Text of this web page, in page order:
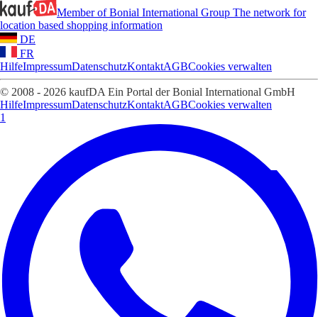
Member of Bonial International Group The network for
location based shopping information
DE
FR
HilfeImpressumDatenschutzKontaktAGBCookies verwalten
© 2008 - 2026 kaufDA Ein Portal der Bonial International GmbH
HilfeImpressumDatenschutzKontaktAGBCookies verwalten
1